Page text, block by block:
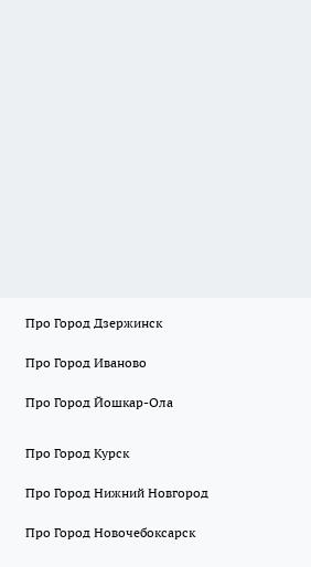
Про Город Дзержинск
Про Город Иваново
Про Город Йошкар-Ола
Про Город Курск
Про Город Нижний Новгород
Про Город Новочебоксарск